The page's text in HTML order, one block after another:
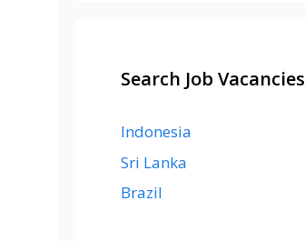
Search Job Vacancies
Indonesia
Sri Lanka
Brazil